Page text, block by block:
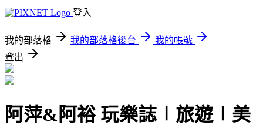
登入
我的部落格 我的部落格後台
我的帳號
登出
阿萍&阿裕 玩樂誌∣旅遊∣美